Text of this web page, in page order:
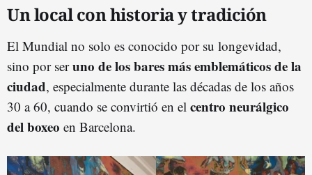
Un local con historia y tradición
El Mundial no solo es conocido por su longevidad,
sino por seruno de los bares más emblemáticos de la
ciudad, especialmente durante las décadas de los años
30 a 60, cuando se convirtió en el centro neurálgico
del boxeo en Barcelona.